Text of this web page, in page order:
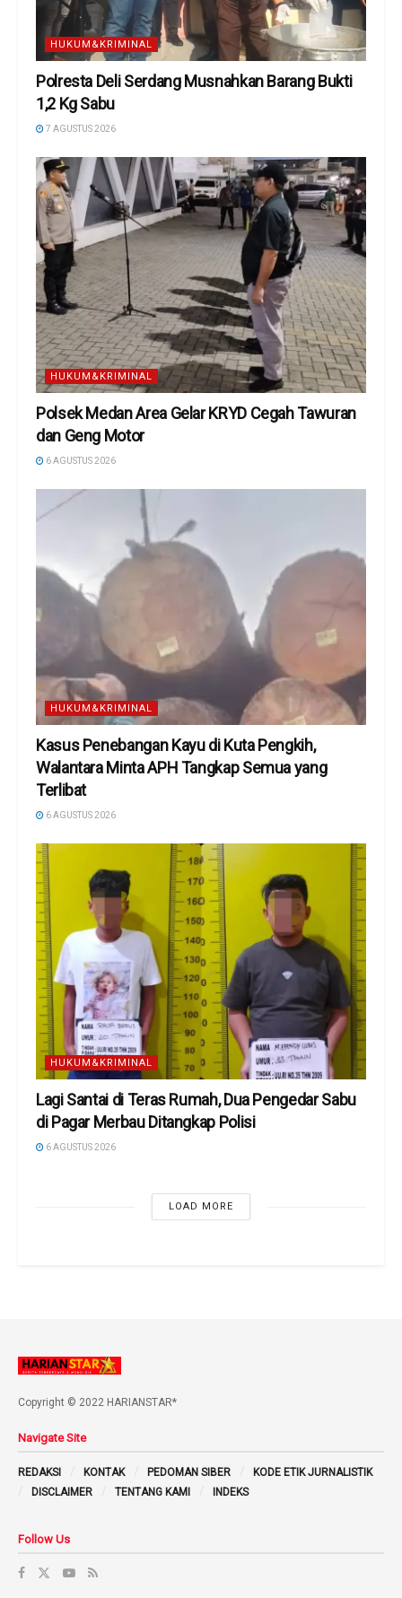
HUKUM&KRIMINAL
Polresta Deli Serdang Musnahkan Barang Bukti
1,2 Kg Sabu
7 AGUSTUS 2026
HUKUM&KRIMINAL
Polsek Medan Area Gelar KRYD Cegah Tawuran
dan Geng Motor
6 AGUSTUS 2026
HUKUM&KRIMINAL
Kasus Penebangan Kayu di Kuta Pengkih,
Walantara Minta APH Tangkap Semua yang
Terlibat
6 AGUSTUS 2026
HUKUM&KRIMINAL
Lagi Santai di Teras Rumah, Dua Pengedar Sabu
di Pagar Merbau Ditangkap Polisi
6 AGUSTUS 2026
LOAD MORE
Copyright © 2022 HARIANSTAR*
Navigate Site
REDAKSI KONTAK PEDOMAN SIBER
KODE ETIK JURNALISTIK
DISCLAIMER
TENTANG KAMI INDEKS
Follow Us